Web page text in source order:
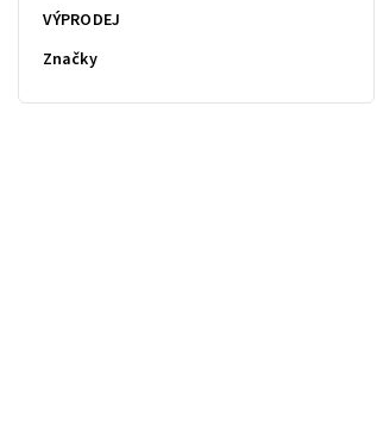
VÝPRODEJ
Značky